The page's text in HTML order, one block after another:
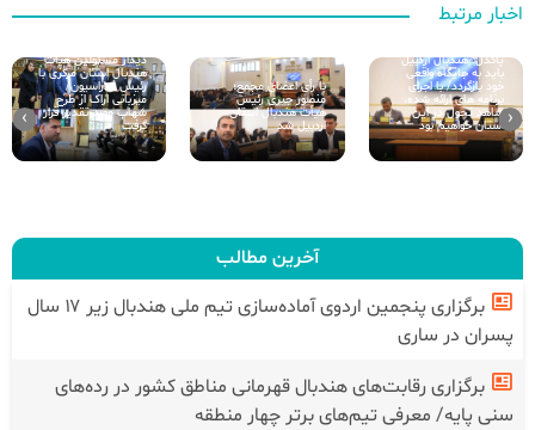
اخبار مرتبط
پاکدل: هندبال اردبیل
باید به جایگاه واقعی
خود بازگردد/ با اجرای
برنامه های ارائه شده،
شاهد تحول در این
استان خواهیم بود
با رأی اعضای مجمع؛
منصور جبری رئیس
هیأت هندبال استان
اردبیل شد
دیدار مسئولین هیات
هندبال استان مرکزی با
رئیس فدراسیون/
میزبانی اراک از طرح
شهاب مورد تقدیر قرار
گرفت
‹
›
آخرین مطالب
برگزاری پنجمین اردوی آماده‌سازی تیم ملی هندبال زیر ۱۷ سال
پسران در ساری
برگزاری رقابت‌های هندبال قهرمانی مناطق کشور در رده‌های
سنی پایه/ معرفی تیم‌های برتر چهار منطقه